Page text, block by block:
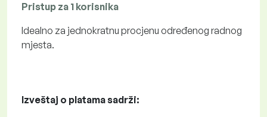
Pristup za 1 korisnika
Idealno za jednokratnu procjenu određenog radnog
mjesta.
Izveštaj o platama sadrži: